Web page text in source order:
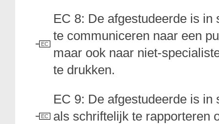
EC
EC 8: De afgestudeerde is
te communiceren naar een
maar ook naar niet-
te drukken.
EC
EC 9: De afgestudeerde is
als schriftelijk te rapporteren